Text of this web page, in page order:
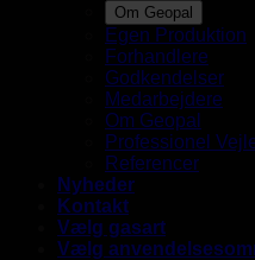
Om Geopal
Egen Produktion
Forhandlere
Godkendelser
Medarbejdere
Om Geopal
Professionel
Referencer
Nyheder
Kontakt
Vælg gasart
Vælg